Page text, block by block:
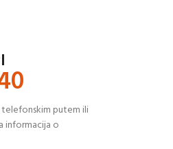
putem ili
informacija o